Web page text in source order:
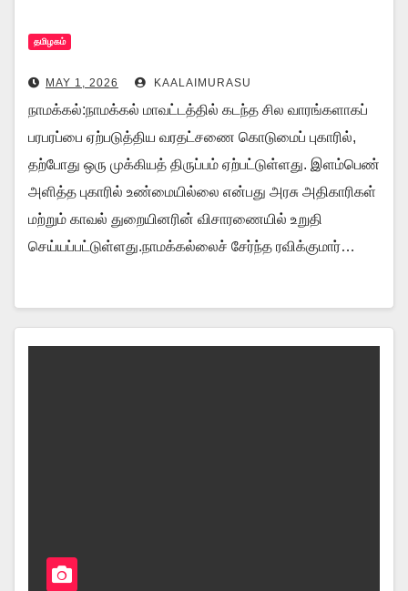
தமிழகம்
MAY 1, 2026 KAALAIMURASU
நாமக்கல்:நாமக்கல் மாவட்டத்தில் கடந்த சில வாரங்களாகப்
பரபரப்பை ஏற்படுத்திய வரதட்சணை கொடுமைப் புகாரில்,
தற்போது ஒரு முக்கியத் திருப்பம் ஏற்பட்டுள்ளது. இளம்பெண்
அளித்த புகாரில் உண்மையில்லை என்பது அரசு அதிகாரிகள்
மற்றும் காவல் துறையினரின் விசாரணையில் உறுதி
செய்யப்பட்டுள்ளது.நாமக்கல்லைச் சேர்ந்த ரவிக்குமார்…